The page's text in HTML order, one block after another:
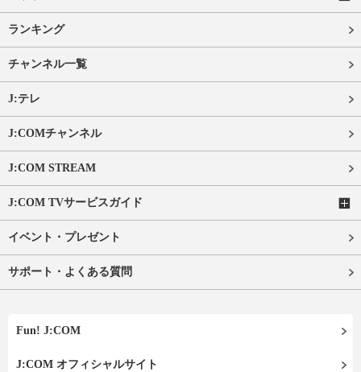
ランキング
チャンネル一覧
J:テレ
J:COMチャンネル
J:COM STREAM
J:COM TVサービスガイド
イベント・プレゼント
サポート・よくある質問
Fun! J:COM
J:COM オフィシャルサイト